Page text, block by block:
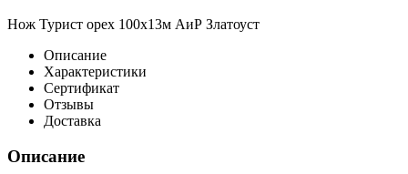
Нож Турист орех 100х13м АиР Златоуст
Описание
Характеристики
Сертификат
Отзывы
Доставка
Описание